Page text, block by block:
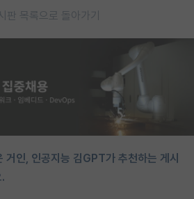
판 목록으로 돌아가기
거인, 인공지능 김GPT가 추천하는 게시